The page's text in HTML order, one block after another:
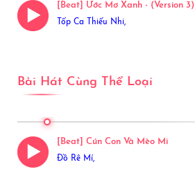
[Beat] Ước Mơ Xanh - (Version 3)
Tốp Ca Thiếu Nhi,
Bài Hát Cùng Thể Loại
[Beat] Cún Con Và Mèo Mi
Đồ Rê Mí,